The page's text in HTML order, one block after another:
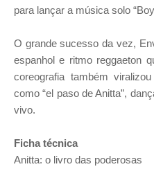
para lançar a música solo
O grande sucesso da vez,
espanhol e ritmo reggaeton
coreografia também
como “el paso de Anitta”,
vivo.
Ficha técnica
Anitta: o livro das poderosas